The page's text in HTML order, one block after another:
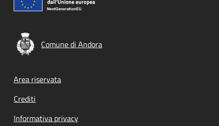
Comune di Andora
Footer menu
Area riservata
Crediti
Informativa privacy